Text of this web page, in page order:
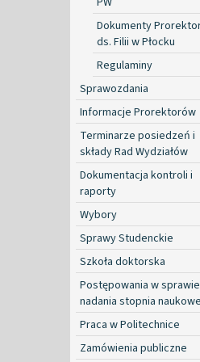
Dokumenty
ds. Filii w Płocku
Regulaminy
Sprawozdania
Informacje Prorektorów
Terminarze posiedzeń i
składy Rad Wydziałów
Dokumentacja kontroli i
raporty
Wybory
Sprawy Studenckie
Szkoła doktorska
Postępowania w sprawie
nadania stopnia
Praca w Politechnice
Zamówienia publiczne